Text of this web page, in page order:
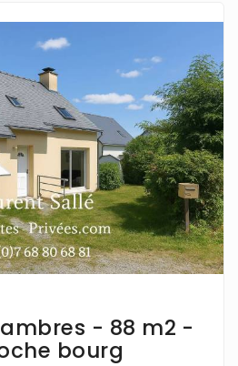
- 88 m2 -
bourg
savoir plus